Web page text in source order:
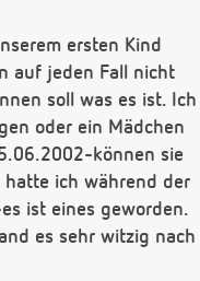
ersten Kind
auf jeden Fall nicht
soll was es ist. Ich
oder ein Mädchen
können sie
hatte ich während der
ist eines geworden.
es sehr witzig nach